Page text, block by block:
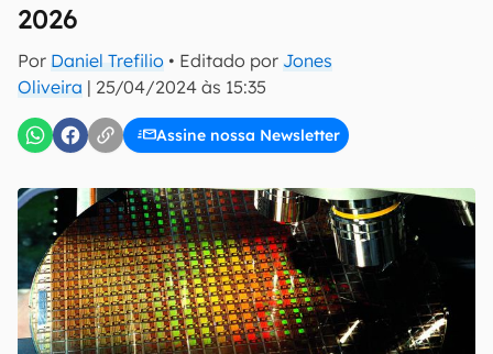
2026
Por Daniel Trefilio • Editado por Jones
Oliveira | 25/04/2024 às 15:35
Assine nossa Newsletter
inscreva-se
Confirmo que li, aceito e concordo com os Termos de
Uso e Política de Privacidade do Canaltech.